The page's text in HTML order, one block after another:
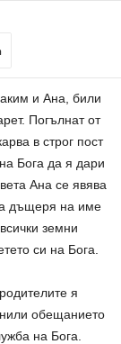
и Ана, били
Погълнат от
в строг пост
Бога да я дари
Ана се явява
дъщеря на име
земни
си на Бога.
я
обещанието
на Бога.